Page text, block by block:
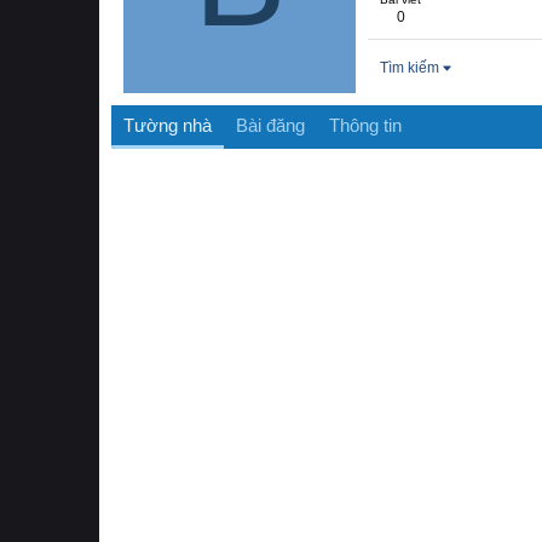
0
Tìm kiếm
Tường nhà Bài đăng Thông tin